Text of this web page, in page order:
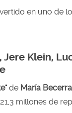
en uno de
Jere Klein,
de María
millones de